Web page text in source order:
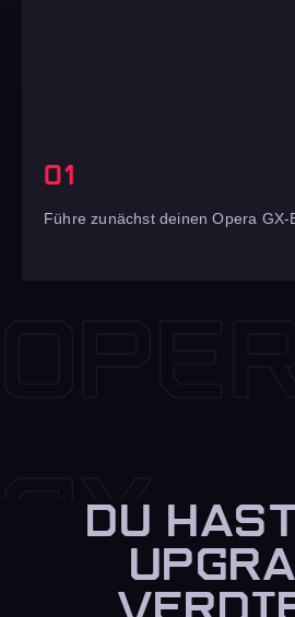
01
Führe zunächst deinen Opera GX-
DU